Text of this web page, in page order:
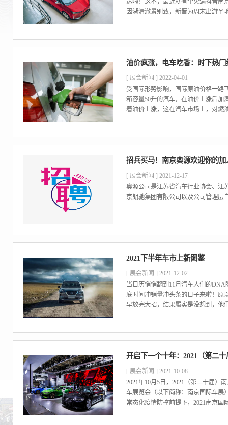
达啦！这不，最近就有个火遍抖音南
因湖清澈景别致，新晋为周末出游圣
油价疯涨，电车吃香：时下热
[ 展会新闻 ] 2022-04-01
受国际形势影响，国际原油价格一路
箱容量50升的汽车，在油价上涨后加
着油价上涨，这在汽车市场上，对燃
招兵买马！南京奥源欢迎你的加
[ 展会新闻 ] 2021-12-17
奥源公司是江苏省汽车行业协会、江
京朗驰集团有限公司以及公司管理层
2021下半年车市上新图鉴
[ 展会新闻 ] 2021-12-02
当日历悄悄翻到11月汽车人们的
底时间冲销量冲头条的日子来啦！原
早放完大招，结果属实是没想到，他
开启下一个十年：2021（第二
[ 展会新闻 ] 2021-10-08
2021年10月5日，2021（第二十届）
车展览会（以下简称：南京国际车展
常态化疫情防控前提下，2021南京国